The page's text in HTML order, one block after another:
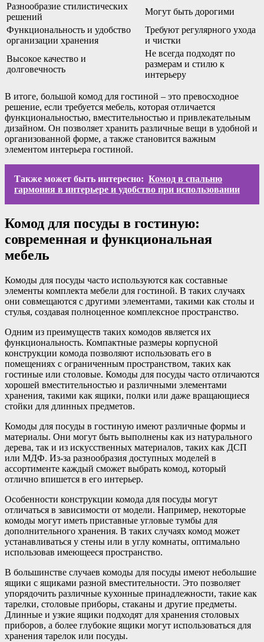
Разнообразие стилистических
решений
Могут быть дорогими
Функциональность и удобство
организации хранения
Требуют регулярного ухода
и чистки
Высокое качество и
долговечность
Не всегда подходят по
размерам и стилю к
интерьеру
В итоге, большой комод для гостиной – это превосходное
решение, если требуется мебель, которая отличается
функциональностью, вместительностью и привлекательным
дизайном. Он позволяет хранить различные вещи в удобной и
организованной форме, а также становится важным
элементом интерьера гостиной.
Также может быть интересно: Комод в спальню
гармония в интерьере и удобство при использовании
Комод для посуды в гостиную:
современная и функциональная
мебель
Комоды для посуды часто используются как составные
элементы комплекта мебели для гостиной. В таких случаях
они совмещаются с другими элементами, такими как столы и
стулья, создавая полноценное комплексное пространство.
Одним из преимуществ таких комодов является их
функциональность. Компактные размеры корпусной
конструкции комода позволяют использовать его в
помещениях с ограниченным пространством, таких как
гостиные или столовые. Комоды для посуды часто отличаются
хорошей вместительностью и различными элементами
хранения, такими как ящики, полки или даже вращающиеся
стойки для длинных предметов.
Комоды для посуды в гостиную имеют различные формы и
материалы. Они могут быть выполнены как из натурального
дерева, так и из искусственных материалов, таких как ДСП
или МДФ. Из-за разнообразия доступных моделей в
ассортименте каждый сможет выбрать комод, который
отлично впишется в его интерьер.
Особенности конструкции комода для посуды могут
отличаться в зависимости от модели. Например, некоторые
комоды могут иметь приставные угловые тумбы для
дополнительного хранения. В таких случаях комод может
устанавливаться у стены или в углу комнаты, оптимально
использовав имеющееся пространство.
В большинстве случаев комоды для посуды имеют небольшие
ящики с ящиками разной вместительности. Это позволяет
упорядочить различные кухонные принадлежности, такие как
тарелки, столовые приборы, стаканы и другие предметы.
Длинные и узкие ящики подходят для хранения столовых
приборов, а более глубокие ящики могут использоваться для
хранения тарелок или посуды.